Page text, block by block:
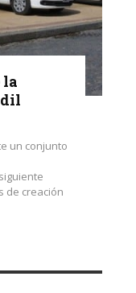
la
un conjunto
de creación